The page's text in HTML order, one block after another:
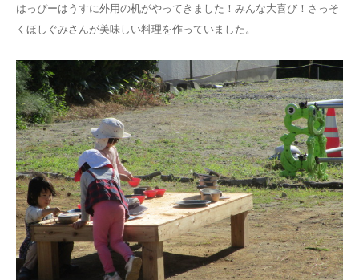
はっぴーはうすに外用の机がやってきました！みんな大喜び！さっそ
くほしぐみさんが美味しい料理を作っていました。